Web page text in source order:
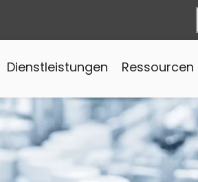
Dienstleistungen Ressourcen